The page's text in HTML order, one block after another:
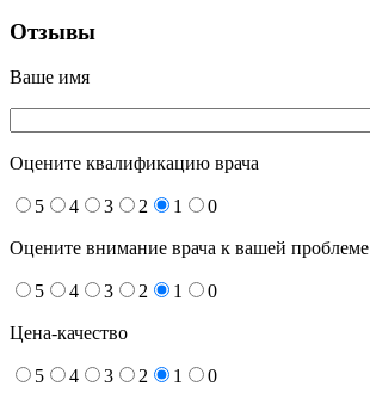
Отзывы
Ваше имя
Оцените квалификацию врача
5 4 3 2 1 0
Оцените внимание врача к вашей проблеме
5 4 3 2 1 0
Цена-качество
5 4 3 2 1
0